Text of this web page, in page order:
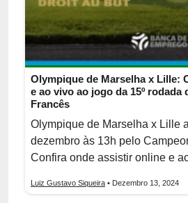
Olympique de Marselha x Lille:
e ao vivo ao jogo da 15º rodada
Francês
Olympique de Marselha x Lille
dezembro às 13h pelo
Confira onde assistir online e
Luiz Gustavo Siqueira • Dezembro 13, 2024